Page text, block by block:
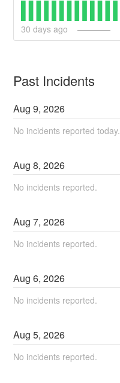
30 days ago
Past Incidents
Aug9,2026
No incidents reported today.
Aug8,2026
No incidents reported.
Aug7,2026
No incidents reported.
Aug6,2026
No incidents reported.
Aug5,2026
No incidents reported.